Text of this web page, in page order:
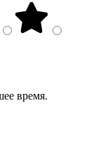
время.